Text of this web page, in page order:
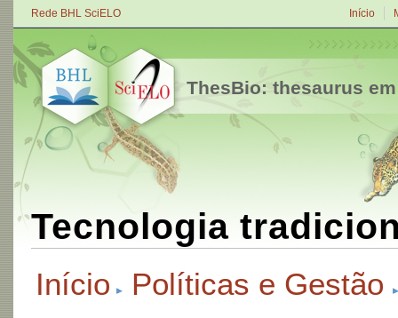
Rede BHL SciELO Início
ThesBio: thesaurus
Tecnologia
Início Políticas e Gestão